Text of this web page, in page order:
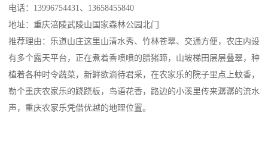
电话：13996754431、13658455840
地址：重庆涪陵武陵山国家森林公园北门
推荐理由：乐道山庄这里山清水秀、竹林苍翠、交通方便，农庄内设
有多个露天平台，正在煮着香喷喷的腊猪蹄，山坡梯田层层叠翠，种
植着各种时令蔬菜，新鲜欲滴待君采，在农家乐的院子里点上蚊香，
勒个重庆农家乐的跷跷板，鸟语花香，路边的小溪里传来潺潺的流水
声，重庆农家乐凭借优越的地理位置。